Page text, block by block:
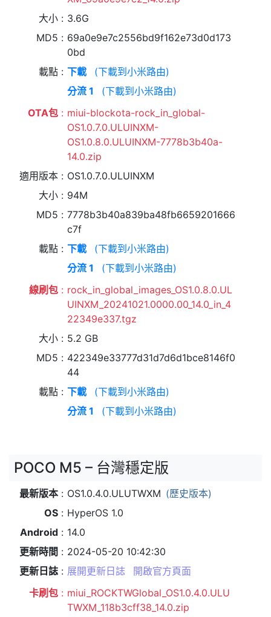
大小
3.6G
MD5
69a0e9e7c2556bd9f162e73d0d173
0bd
載點
下載
(下載到小米路由)
分流 1
(下載到小米路由)
OTA包
miui-blockota-rock_in_global-
OS1.0.7.0.ULUINXM-
OS1.0.8.0.ULUINXM-7778b3b40a-
14.0.zip
適用版本
OS1.0.7.0.ULUINXM
大小
94M
MD5
7778b3b40a839ba48fb6659201666
c7f
載點
下載
(下載到小米路由)
分流 1
(下載到小米路由)
線刷包
rock_in_global_images_OS1.0.8.0.UL
UINXM_20241021.0000.00_14.0_in_4
22349e337.tgz
大小
5.2 GB
MD5
422349e33777d31d7d6d1bce8146f0
44
載點
下載
(下載到小米路由)
分流 1
(下載到小米路由)
POCO M5 – 台灣穩定版
最新版本 OS1.0.4.0.ULUTWXM (歷史版本)
OS
HyperOS 1.0
Android
14.0
更新時間
2024-05-20 10:42:30
更新日誌
展開更新日誌
開啟官方頁面
卡刷包
miui_ROCKTWGlobal_OS1.0.4.0.ULU
TWXM_118b3cff38_14.0.zip